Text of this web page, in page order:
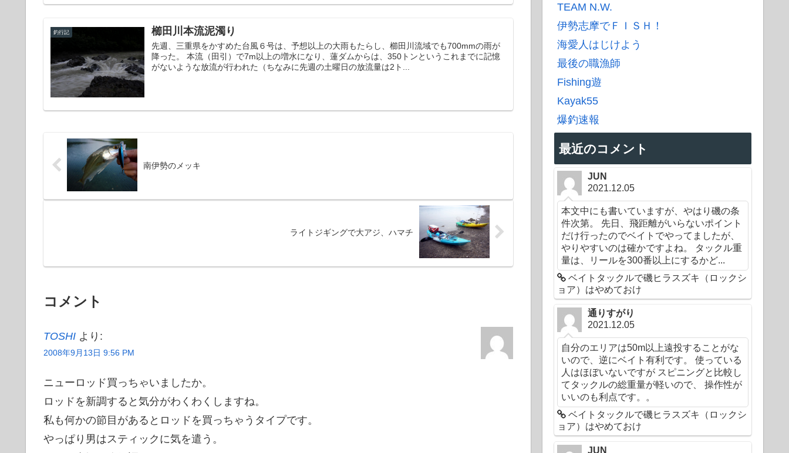
釣行記 櫛田川本流泥濁り
先週、三重県をかすめた台風６号は、予想以上の大雨もたらし、櫛田川流域でも700mmの雨が
降った。 本流（田引）で7m以上の増水になり、蓮ダムからは、350トンというこれまでに記憶
がないような放流が行われた（ちなみに先週の土曜日の放流量は2ト...
南伊勢のメッキ
ライトジギングで大アジ、ハマチ
コメント
TOSHI より:
2008年9月13日 9:56 PM
ニューロッド買っちゃいましたか。
ロッドを新調すると気分がわくわくしますね。
私も何かの節目があるとロッドを買っちゃうタイプです。
やっぱり男はスティックに気を遣う。
TEAM N.W.
伊勢志摩でＦＩＳＨ！
海愛人はじけよう
最後の職漁師
Fishing遊
Kayak55
爆釣速報
最近のコメント
JUN
2021.12.05
本文中にも書いていますが、やはり磯の条
件次第。 先日、飛距離がいらないポイント
だけ行ったのでベイトでやってましたが、
やりやすいのは確かですよね。 タックル重
量は、リールを300番以上にするかど...
ベイトタックルで磯ヒラスズキ（ロックシ
ョア）はやめておけ
通りすがり
2021.12.05
自分のエリアは50m以上遠投することがな
いので、逆にベイト有利です。 使っている
人はほぼいないですが スピニングと比較し
てタックルの総重量が軽いので、 操作性が
いいのも利点です。。
ベイトタックルで磯ヒラスズキ（ロックシ
ョア）はやめておけ
JUN